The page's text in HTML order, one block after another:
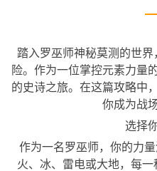
踏入罗巫师神秘莫测的世
险。作为一位掌控元素力量
的史诗之旅。在这篇攻略中
你成为战
选择
作为一名罗巫师，你的力
火、冰、雷电或大地，每